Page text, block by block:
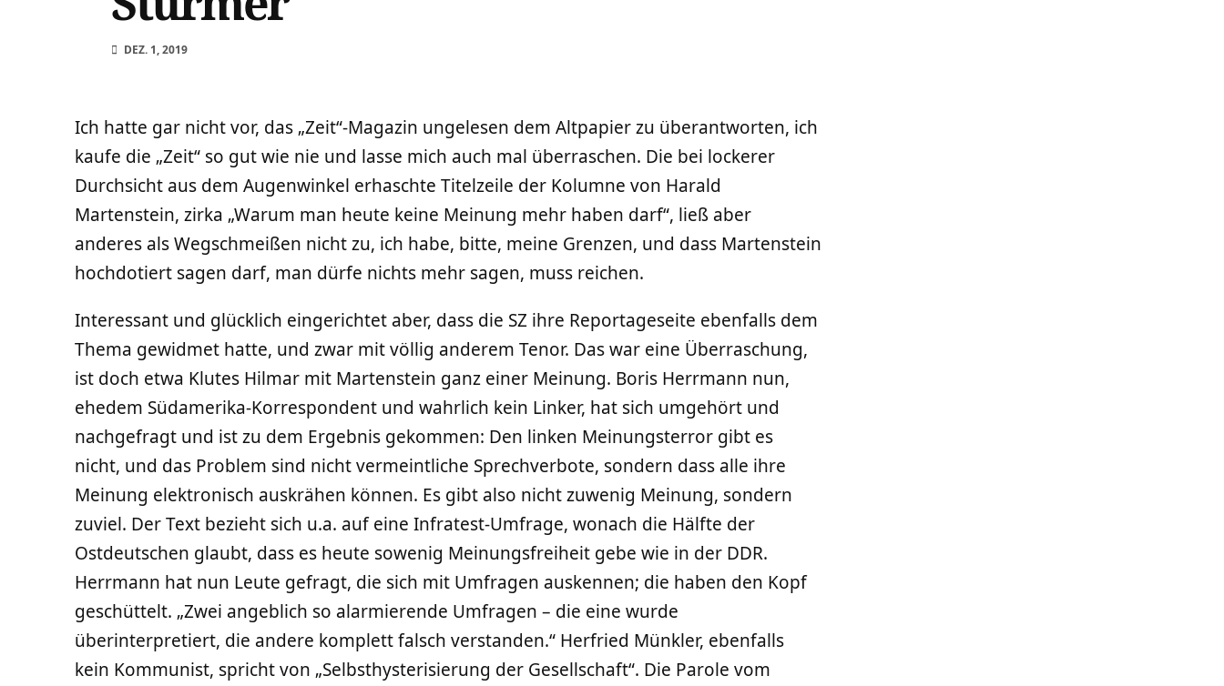
DEZ. 1, 2019
Ich hatte gar nicht vor, das „Zeit“-Magazin ungelesen dem Altpapier zu überantworten, ich
kaufe die „Zeit“ so gut wie nie und lasse mich auch mal überraschen. Die bei lockerer
Durchsicht aus dem Augenwinkel erhaschte Titelzeile der Kolumne von Harald
Martenstein, zirka „Warum man heute keine Meinung mehr haben darf“, ließ aber
anderes als Wegschmeißen nicht zu, ich habe, bitte, meine Grenzen, und dass Martenstein
hochdotiert sagen darf, man dürfe nichts mehr sagen, muss reichen.
Interessant und glücklich eingerichtet aber, dass die SZ ihre Reportageseite ebenfalls dem
Thema gewidmet hatte, und zwar mit völlig anderem Tenor. Das war eine Überraschung,
ist doch etwa Klutes Hilmar mit Martenstein ganz einer Meinung. Boris Herrmann nun,
ehedem Südamerika-Korrespondent und wahrlich kein Linker, hat sich umgehört und
nachgefragt und ist zu dem Ergebnis gekommen: Den linken Meinungsterror gibt es
nicht, und das Problem sind nicht vermeintliche Sprechverbote, sondern dass alle ihre
Meinung elektronisch auskrähen können. Es gibt also nicht zuwenig Meinung, sondern
zuviel. Der Text bezieht sich u.a. auf eine Infratest-Umfrage, wonach die Hälfte der
Ostdeutschen glaubt, dass es heute sowenig Meinungsfreiheit gebe wie in der DDR.
Herrmann hat nun Leute gefragt, die sich mit Umfragen auskennen; die haben den Kopf
geschüttelt. „Zwei angeblich so alarmierende Umfragen – die eine wurde
überinterpretiert, die andere komplett falsch verstanden.“ Herfried Münkler, ebenfalls
kein Kommunist, spricht von „Selbsthysterisierung der Gesellschaft“. Die Parole vom